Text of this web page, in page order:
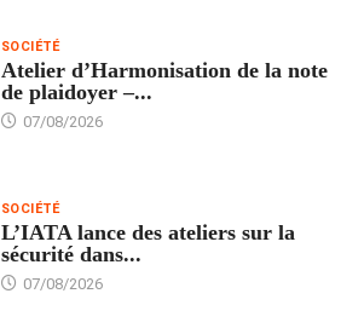
SOCIÉTÉ
Atelier d’Harmonisation de la note
de plaidoyer –...
07/08/2026
SOCIÉTÉ
L’IATA lance des ateliers sur la
sécurité dans...
07/08/2026